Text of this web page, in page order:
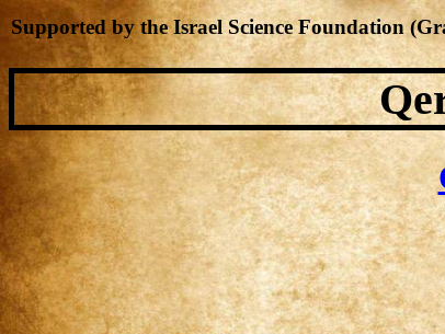
Supported by the Israel Science Foundation